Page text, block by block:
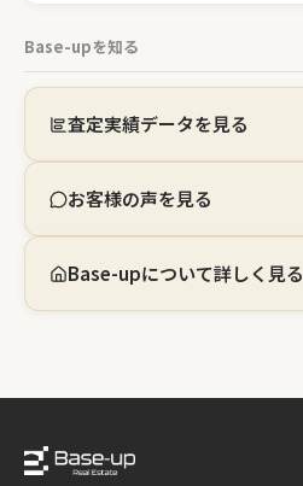
Base-upを知る
査定実績データを見る
お客様の声を見る
Base-upについて詳しく見る